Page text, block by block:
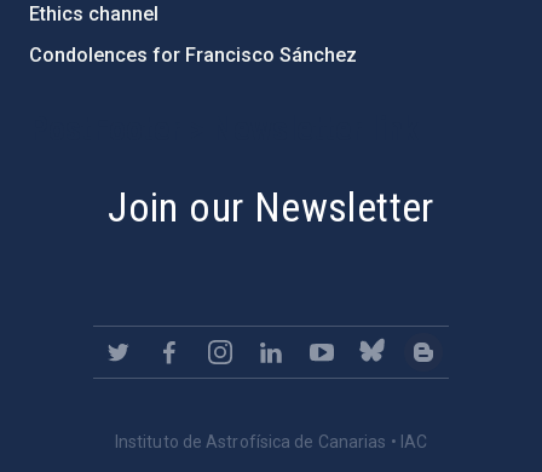
Ethics channel
Condolences for Francisco Sánchez
Join our Newsletter
Instituto de Astrofísica de Canarias • IAC